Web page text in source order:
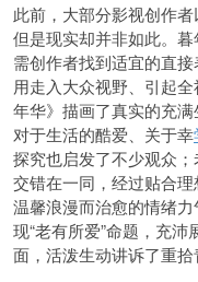
此前，大部分影视创作
但是现实却并非如此。
需创作者找到适宜的直接
用走入大众视野、引起
年华》描画了真实的充
对于生活的酷爱、关于幸
探究也启发了不少观众
交错在一同，经过贴合
温馨浪漫而治愈的情绪
现“老有所爱”命题，充
面，活泼生动讲诉了重拾